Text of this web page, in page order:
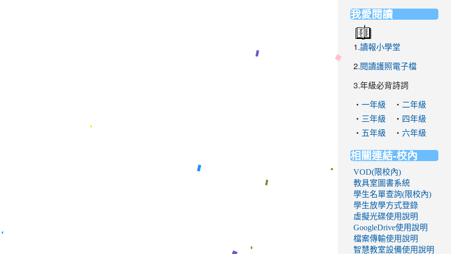
我愛閱讀
1.讀報小學堂
2.閱讀護照電子檔
3.年級必背詩詞
‧ 一年級 ‧ 二年級
‧ 三年級 ‧ 四年級
‧ 五年級 ‧ 六年級
相關連結-校內
VOD(限校內)
教具室圖書系統
學生名單查詢(限校內)
學生放學方式登錄
虛擬光碟使用說明
GoogleDrive使用說明
檔案傳輸使用說明
智慧教室設備使用說明